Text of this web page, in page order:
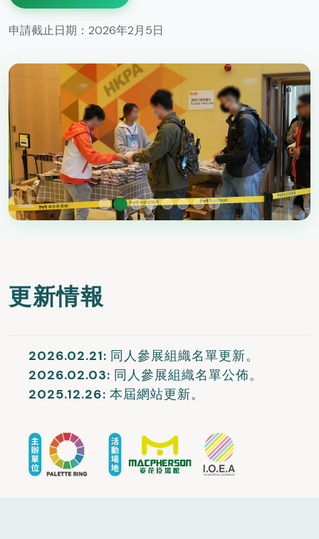
申請截止日期：2026年2月5日
更新情報
2026.02.21: 同人參展組織名單更新。
2026.02.03: 同人參展組織名單公佈。
2025.12.26: 本屆網站更新。